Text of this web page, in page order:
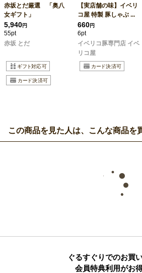
赤坂とだ厳選 「奥八
女ギフト」
5,940円
55pt
赤坂 とだ
【実店舗の味】イベリ
コ屋 特製 豚しゃぶ ...
660円
6pt
イベリコ豚専門店 イベ
リコ屋
この商品を見た人は、こんな商品を
ぐるすぐりでのお買
会員特典利用がお得